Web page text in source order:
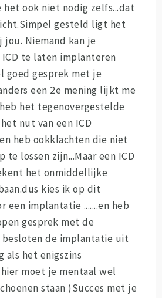
het ook niet nodig zelfs...dat
gesteld ligt het
Niemand kan je
te laten implanteren
goed gesprek met je
een 2e mening lijkt me
het tegenovergestelde
nut van een ICD
heb ookklachten die niet
te lossen zijn...Maar een ICD
het onmiddellijke
kies ik op dit
een implantatie .......en heb
gesprek met de
de implantatie uit
als het enigszins
moet je mentaal wel
staan )Succes met je